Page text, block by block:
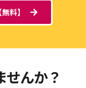
料】
せんか？